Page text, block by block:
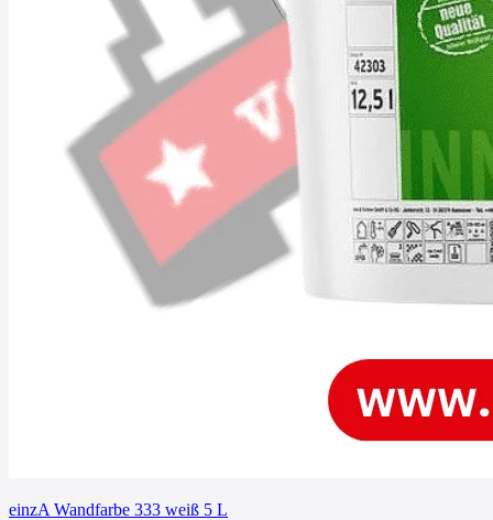
einzA Wandfarbe 333 weiß 5 L